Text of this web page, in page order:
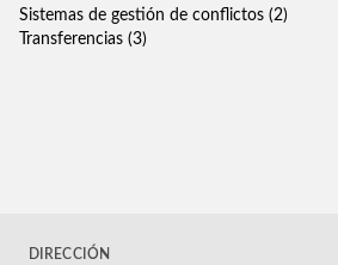
Sistemas de gestión de conflictos (2)
Transferencias (3)
DIRECCIÓN